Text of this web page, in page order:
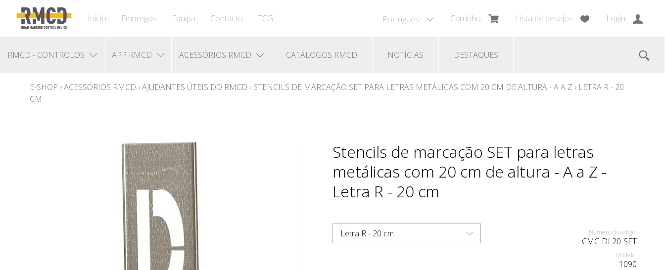
Português Carrinho Lista de desejos Login
Início Empregos Equipa Contacto TCG
RMCD - CONTROLOS APP RMCD ACESSÓRIOS RMCD CATÁLOGOS RMCD NOTÍCIAS DESTAQUES
E-SHOP ›ACESSÓRIOS RMCD ›AJUDANTES ÚTEIS DO RMCD › STENCILS DE MARCAÇÃO SET PARA LETRAS METÁLICAS COM 20 CM DE ALTURA - A A Z › LETRA R - 20
CM
Stencils de marcação SET para letras
metálicas com 20 cm de altura - A a Z -
Letra R - 20 cm
Letra R - 20 cm Número do artigo:
CMC-DL20-SET
Modelo:
1090